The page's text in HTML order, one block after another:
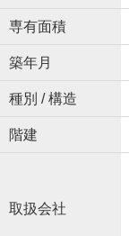
専有面積
築年月
種別 / 構造
階建
取扱会社